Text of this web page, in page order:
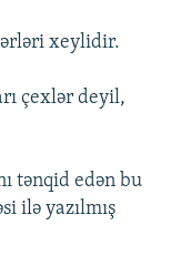
xeylidir.
çexlər deyil,
tənqid edən bu
ilə yazılmış